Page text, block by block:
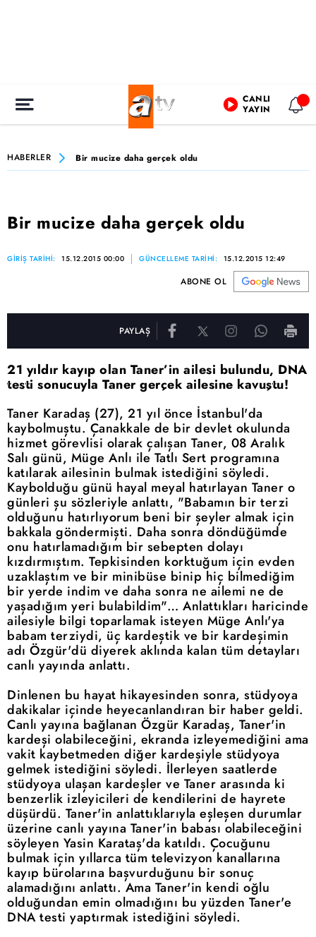
CANLI
YAYIN
HABERLER Bir mucize daha gerçek oldu
Bir mucize daha gerçek oldu
GİRİŞ TARİHİ: 15.12.2015 00:00 GÜNCELLEME TARİHİ: 15.12.2015 12:49
ABONE OL
PAYLAŞ
21 yıldır kayıp olan Taner’in ailesi bulundu, DNA
testi sonucuyla Taner gerçek ailesine kavuştu!
Taner Karadaş (27), 21 yıl önce İstanbul'da
kaybolmuştu. Çanakkale de bir devlet okulunda
hizmet görevlisi olarak çalışan Taner, 08 Aralık
Salı günü, Müge Anlı ile Tatlı Sert programına
katılarak ailesinin bulmak istediğini söyledi.
Kaybolduğu günü hayal meyal hatırlayan Taner o
günleri şu sözleriyle anlattı, "Babamın bir terzi
olduğunu hatırlıyorum beni bir şeyler almak için
bakkala göndermişti. Daha sonra döndüğümde
onu hatırlamadığım bir sebepten dolayı
kızdırmıştım. Tepkisinden korktuğum için evden
uzaklaştım ve bir minibüse binip hiç bilmediğim
bir yerde indim ve daha sonra ne ailemi ne de
yaşadığım yeri bulabildim"… Anlattıkları haricinde
ailesiyle bilgi toparlamak isteyen Müge Anlı'ya
babam terziydi, üç kardeştik ve bir kardeşimin
adı Özgür'dü diyerek aklında kalan tüm detayları
canlı yayında anlattı.
Dinlenen bu hayat hikayesinden sonra, stüdyoya
dakikalar içinde heyecanlandıran bir haber geldi.
Canlı yayına bağlanan Özgür Karadaş, Taner'in
kardeşi olabileceğini, ekranda izleyemediğini ama
vakit kaybetmeden diğer kardeşiyle stüdyoya
gelmek istediğini söyledi. İlerleyen saatlerde
stüdyoya ulaşan kardeşler ve Taner arasında ki
benzerlik izleyicileri de kendilerini de hayrete
düşürdü. Taner'in anlattıklarıyla eşleşen durumlar
üzerine canlı yayına Taner'in babası olabileceğini
söyleyen Yasin Karataş'da katıldı. Çocuğunu
bulmak için yıllarca tüm televizyon kanallarına
kayıp bürolarına başvurduğunu bir sonuç
alamadığını anlattı. Ama Taner'in kendi oğlu
olduğundan emin olmadığını bu yüzden Taner'e
DNA testi yaptırmak istediğini söyledi.